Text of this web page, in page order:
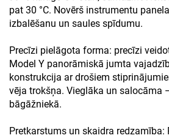
pat 30 °C. Novērš instrumentu
izbalēšanu un saules spīdumu.
Precīzi pielāgota forma: precīzi
Model Y panorāmiskā jumta
konstrukcija ar drošiem
vēja trokšņa. Vieglāka un salocāma
bāgāžniekā.
Pretkarstums un skaidra redzamība: